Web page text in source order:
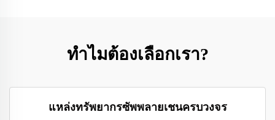
ทำไมต้องเลือกเรา?
แหล่งทรัพยากรซัพพลายเชนครบวงจร